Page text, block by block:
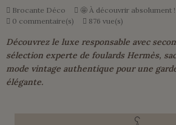
Brocante Déco 🤩 À découvrir absolument !
0 commentaire(s)
876 vue(s)
Découvrez le luxe responsable avec
sélection experte de foulards Hermès,
mode vintage authentique pour une
élégante.